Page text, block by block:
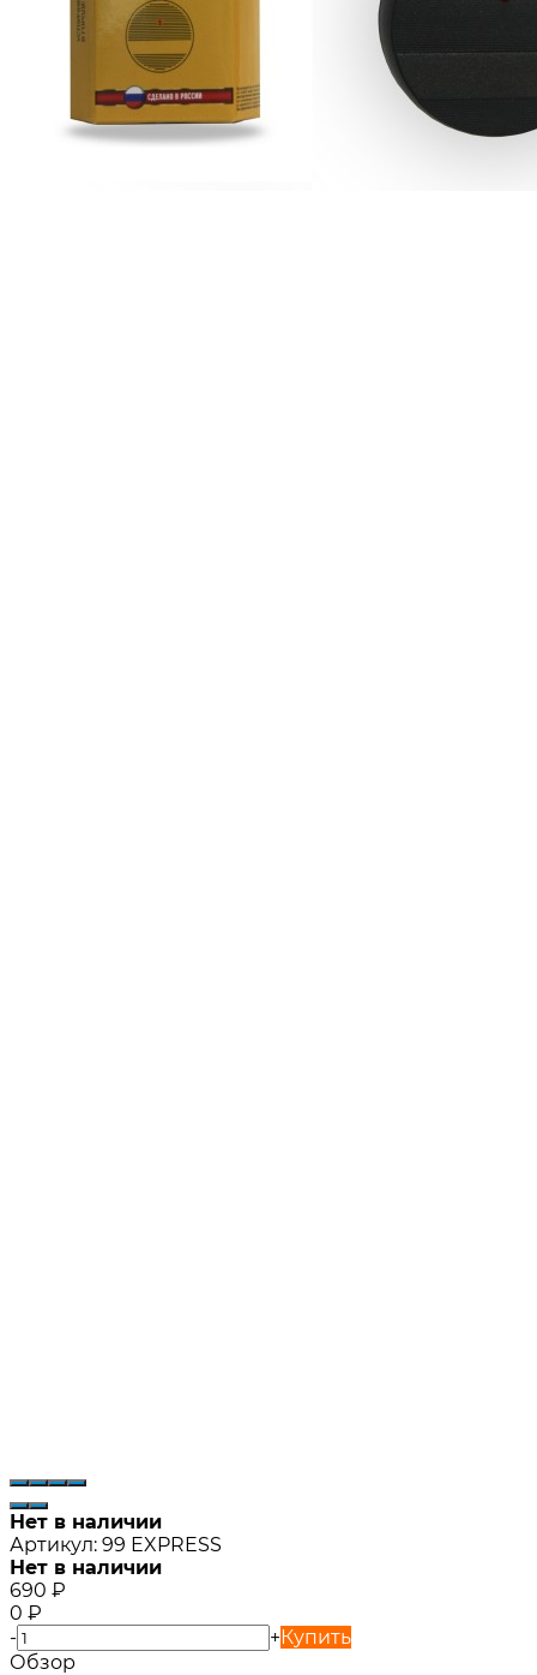
Нет в наличии
Артикул: 99 EXPRESS
Нет в наличии
690 ₽
0 ₽
-
+Купить
Обзор